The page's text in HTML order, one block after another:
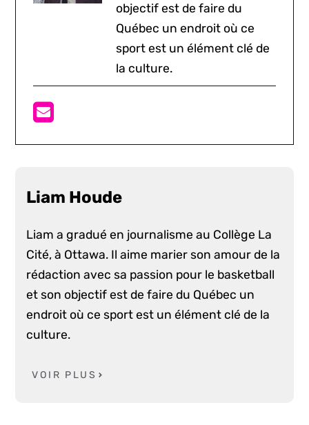
objectif est de faire du
Québec un endroit où ce
sport est un élément clé de
la culture.
Liam Houde
Liam a gradué en journalisme au Collège La
Cité, à Ottawa. Il aime marier son amour de la
rédaction avec sa passion pour le basketball
et son objectif est de faire du Québec un
endroit où ce sport est un élément clé de la
culture.
VOIR PLUS